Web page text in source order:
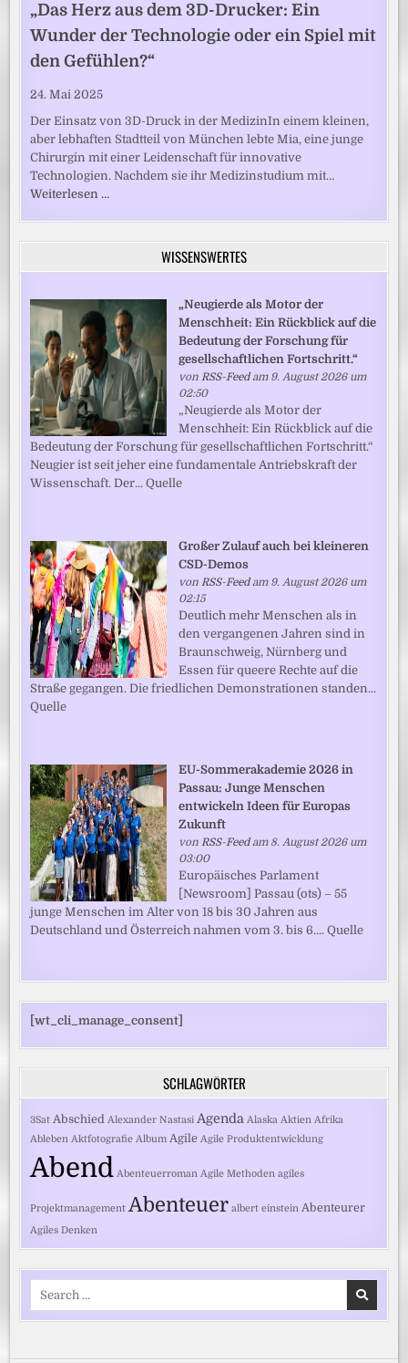
„Das Herz aus dem 3D-Drucker: Ein
Wunder der Technologie oder ein Spiel mit
den Gefühlen?“
24. Mai 2025
Der Einsatz von 3D-Druck in der MedizinIn einem kleinen,
aber lebhaften Stadtteil von München lebte Mia, eine junge
Chirurgin mit einer Leidenschaft für innovative
Technologien. Nachdem sie ihr Medizinstudium mit…
Weiterlesen …
WISSENSWERTES
„Neugierde als Motor der
Menschheit: Ein Rückblick auf die
Bedeutung der Forschung für
gesellschaftlichen Fortschritt.“
vonRSS-Feedam 9. August 2026 um
02:50
„Neugierde als Motor der
Menschheit: Ein Rückblick auf die
Bedeutung der Forschung für gesellschaftlichen Fortschritt.“
Neugier ist seit jeher eine fundamentale Antriebskraft der
Wissenschaft. Der... Quelle
Großer Zulauf auch bei kleineren
CSD-Demos
vonRSS-Feedam 9. August 2026 um
02:15
Deutlich mehr Menschen als in
den vergangenen Jahren sind in
Braunschweig, Nürnberg und
Essen für queere Rechte auf die
Straße gegangen. Die friedlichen Demonstrationen standen...
Quelle
EU-Sommerakademie 2026 in
Passau: Junge Menschen
entwickeln Ideen für Europas
Zukunft
vonRSS-Feedam 8. August 2026 um
03:00
Europäisches Parlament
[Newsroom] Passau (ots) – 55
junge Menschen im Alter von 18 bis 30 Jahren aus
Deutschland und Österreich nahmen vom 3. bis 6.... Quelle
[wt_cli_manage_consent]
SCHLAGWÖRTER
3Sat Abschied Alexander Nastasi Agenda Alaska Aktien Afrika
Ableben Aktfotografie Album Agile Agile Produktentwicklung
Abend Abenteuerroman Agile Methoden agiles
Projektmanagement Abenteuer albert einstein Abenteurer
Agiles Denken